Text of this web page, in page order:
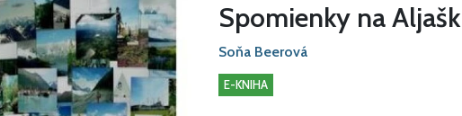
Spomienky na
Soňa Beerová
E-KNIHA